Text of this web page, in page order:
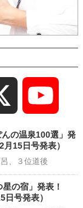
の温泉100選」発
15日号発表）
、３位道後
の宿」発表！
日号発表）